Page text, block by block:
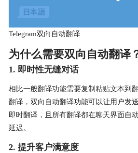
Telegram双向自动翻译
为什么需要双向自动翻译
1. 即时性无缝对话
相比一般翻译功能需要复制粘贴文本到
翻译，双向自动翻译功能可以让用户发
即时翻译，且所有翻译都在聊天界面自
延迟。
2. 提升客户满意度